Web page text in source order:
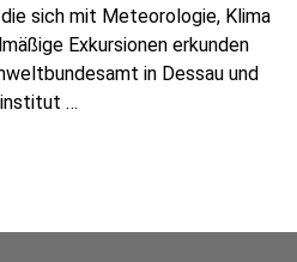
sich mit Meteorologie, Klima
Exkursionen erkunden
in Dessau und
…